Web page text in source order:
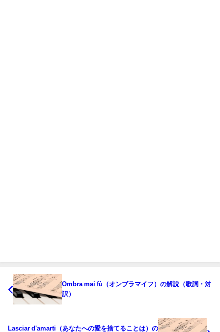
Ombra mai fù（オンブラマイフ）の解説（歌詞・対
訳）
Lasciar d'amarti（あなたへの愛を捨てることは）の